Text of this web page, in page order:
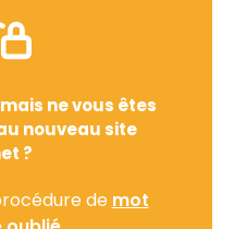
ne vous êtes
nouveau site
?
de mot